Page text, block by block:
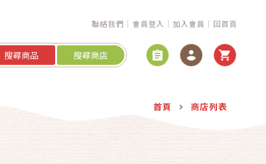
聯絡我們 會員登入 加入會員 回首頁
搜尋商品 搜尋商店
首頁 商店列表